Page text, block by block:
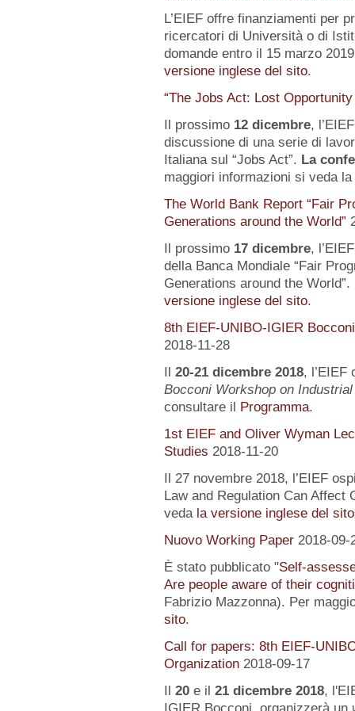
L’EIEF offre finanziamenti per
ricercatori di Università o di
domande entro il 15 marzo
versione inglese del sito.
“The Jobs Act: Lost
Il prossimo 12 dicembre,
discussione di una serie di
Italiana sul “Jobs Act”. La
maggiori informazioni si veda la
The World Bank Report “Fair
Generations around the World”
Il prossimo 17 dicembre,
della Banca Mondiale “Fair
Generations around the
versione inglese del sito.
8th EIEF-UNIBO-IGIER
2018-11-28
Il 20-21 dicembre 2018, l’EIEF
Bocconi Workshop on
consultare il Programma.
1st EIEF and Oliver Wyman
Studies 2018-11-20
Il 27 novembre 2018, l’EIEF
Law and Regulation Can Affect
veda la versione inglese del
Nuovo Working Paper 2018-09-
È stato pubblicato "Self-
Are people aware of their
Fabrizio Mazzonna). Per
sito.
Call for papers: 8th EIEF-
Organization 2018-09-17
Il 20 e il 21 dicembre 2018,